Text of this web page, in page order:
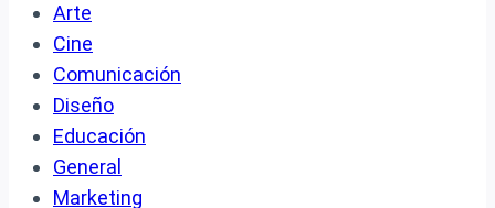
Arte
Cine
Comunicación
Diseño
Educación
General
Marketing